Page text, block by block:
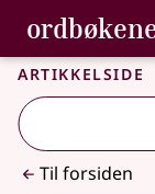
Gå til
Bokmålsordboka og
Artikkelside
Til forsiden